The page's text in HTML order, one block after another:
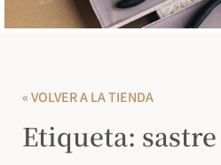
« VOLVER A LA TIENDA
Etiqueta: sastre